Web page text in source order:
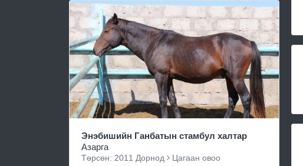
Энэбишийн Ганбатын стамбул халтар
Азарга
Төрсөн: 2011 Дорнод
Цагаан овоо